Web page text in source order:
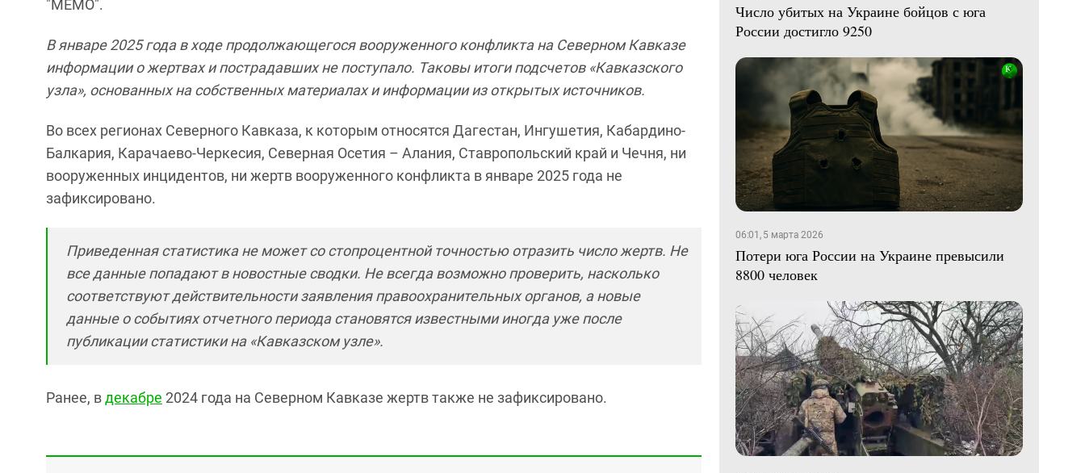
"МЕМО".
В январе 2025 года в ходе продолжающегося вооруженного конфликта на Северном Кавказе
информации о жертвах и пострадавших не поступало. Таковы итоги подсчетов «Кавказского
узла», основанных на собственных материалах и информации из открытых источников.
Во всех регионах Северного Кавказа, к которым относятся Дагестан, Ингушетия, Кабардино-
Балкария, Карачаево-Черкесия, Северная Осетия – Алания, Ставропольский край и Чечня, ни
вооруженных инцидентов, ни жертв вооруженного конфликта в январе 2025 года не
зафиксировано.
Приведенная статистика не может со стопроцентной точностью отразить число жертв. Не
все данные попадают в новостные сводки. Не всегда возможно проверить, насколько
соответствуют действительности заявления правоохранительных органов, а новые
данные о событиях отчетного периода становятся известными иногда уже после
публикации статистики на «Кавказском узле».
Ранее, вдекабре 2024 года на Северном Кавказе жертв также не зафиксировано.
Число убитых на Украине бойцов с юга
России достигло 9250
06:01, 5 марта 2026
Потери юга России на Украине превысили
8800 человек